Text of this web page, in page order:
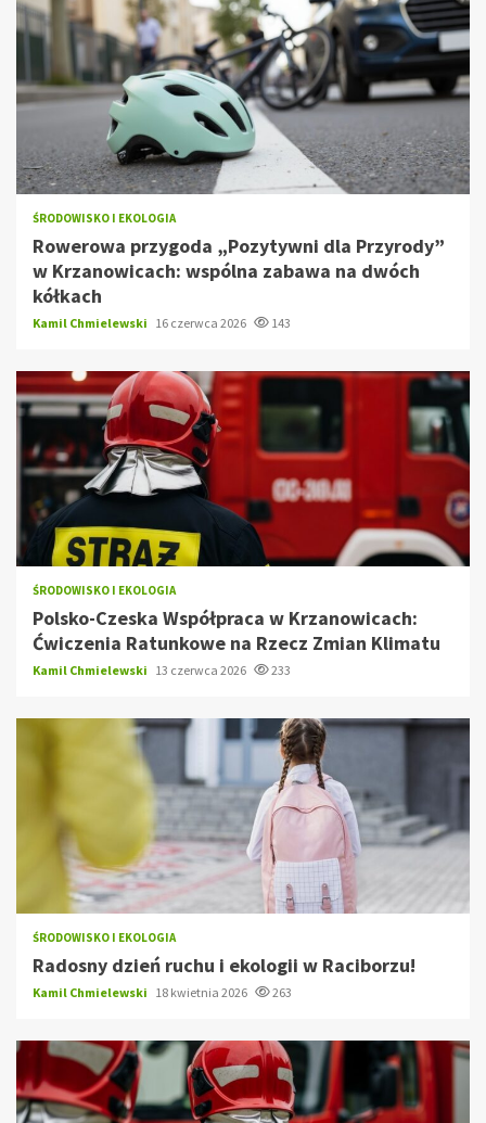
ŚRODOWISKO I EKOLOGIA
Rowerowa przygoda „Pozytywni dla Przyrody”
w Krzanowicach: wspólna zabawa na dwóch
kółkach
Kamil Chmielewski 16 czerwca 2026 143
ŚRODOWISKO I EKOLOGIA
Polsko-Czeska Współpraca w Krzanowicach:
Ćwiczenia Ratunkowe na Rzecz Zmian Klimatu
Kamil Chmielewski 13 czerwca 2026 233
ŚRODOWISKO I EKOLOGIA
Radosny dzień ruchu i ekologii w Raciborzu!
Kamil Chmielewski 18 kwietnia 2026 263